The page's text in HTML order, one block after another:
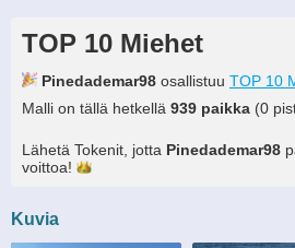
TOP 10 Miehet
Pinedademar98 osallistuu TOP 10
Malli on tällä hetkellä 939 paikka (0
Lähetä Tokenit, jotta Pinedademar98
voittoa!
Kuvia